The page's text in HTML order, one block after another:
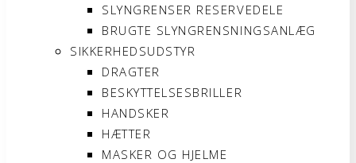
SLYNGRENSER RESERVEDELE
BRUGTE SLYNGRENSNINGSANLÆG
SIKKERHEDSUDSTYR
DRAGTER
BESKYTTELSESBRILLER
HANDSKER
HÆTTER
MASKER OG HJELME